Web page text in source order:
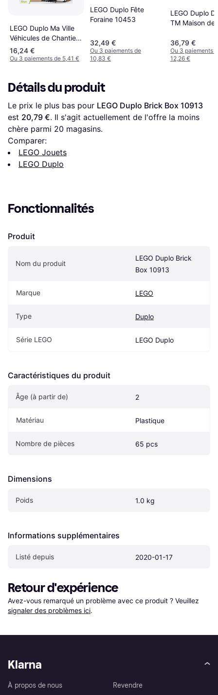
LEGO Duplo Ma Ville
Véhicules de Chantier
3-en-1
16,24 €
Ou 3 paiements de 5,41 €
LEGO Duplo Fête
Foraine 10453
32,49 €
Ou 3 paiements de
10,83 €
LEGO Duplo
TM Maison de
36,79 €
Ou 3 paiements
12,26 €
Détails du produit
Le prix le plus bas pour LEGO Duplo Brick Box 10913
est 20,79 €. Il s'agit actuellement de l'offre la moins
chère parmi 20 magasins.
Comparer:
LEGO Jouets
LEGO Duplo
Fonctionnalités
Produit
Nom du produit
LEGO Duplo Brick
Box 10913
Marque LEGO
Type Duplo
Série LEGO LEGO Duplo
Caractéristiques du produit
Âge (à partir de) 2
Matériau Plastique
Nombre de pièces 65 pcs
Dimensions
Poids 1.0 kg
Informations supplémentaires
Listé depuis 2020-01-17
Retour d'expérience
Avez-vous remarqué un problème avec ce produit ? Veuillez
signaler des problèmes ici.
Klarna
À propos de nous
Revendre